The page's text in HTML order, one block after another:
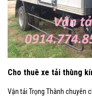
Cho thuê xe tải thùng
Vận tải Trọng Thành chuyên